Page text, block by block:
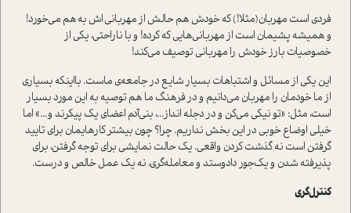
فردی است مهربان(مثلا!) که خودش هم حالش از مهربانی اش به هم می‌خورد!
و همیشه پشیمان است از مهربانی‌هایی که کرده! و با ناراحتی، یکی از
خصوصیات بارز خودش را مهربانی توصیف می‌کند!
این یکی از مسائل و اشتباهات بسیار شایع در جامعه‌ی ماست. بااینکه بسیاری
از ما خودمان را مهربان می‌دانیم و در فرهنگ ما هم توصیه به این مورد بسیار
است، مثل: «تو نیکی می‌کن و در دجله انداز...، بنی‌آدم اعضای یک پیکرند و...» اما
خیلی اوضاع خوبی در این بخش نداریم. چرا؟ چون بیشتر کارهایمان برای تایید
گرفتن است نه گذشت کردن واقعی. یک حالت نمایشی برای توجه گرفتن، برای
پذیرفته شدن و یک‌جور دادوستد و معامله‌گری، نه یک عمل خالص و درست.
کنترل‌گری